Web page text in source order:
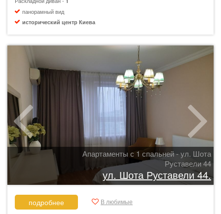
панорамный вид
исторический центр Киева
Апартаменты с 1 спальней - ул. Шота
Руставели 44
ул. Шота Руставели 44.
подробнее В любимые